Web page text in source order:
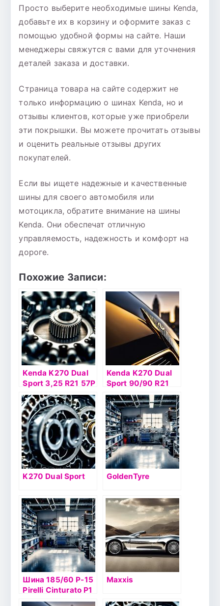
Просто выберите необходимые шины Kenda,
добавьте их в корзину и оформите заказ с
помощью удобной формы на сайте. Наши
менеджеры свяжутся с вами для уточнения
деталей заказа и доставки.
Страница товара на сайте содержит не
только информацию о шинах Kenda, но и
отзывы клиентов, которые уже приобрели
эти покрышки. Вы можете прочитать отзывы
и оценить реальные отзывы других
покупателей.
Если вы ищете надежные и качественные
шины для своего автомобиля или
мотоцикла, обратите внимание на шины
Kenda. Они обеспечат отличную
управляемость, надежность и комфорт на
дороге.
Похожие Записи:
Kenda K270 Dual
Sport 3,25 R21 57P
TT Front
Kenda K270 Dual
Sport 90/90 R21
54P
K270 Dual Sport GoldenTyre
Шина 185/60 Р-15
Pirelli Cinturato P1
Verde 84Т б/к
Maxxis